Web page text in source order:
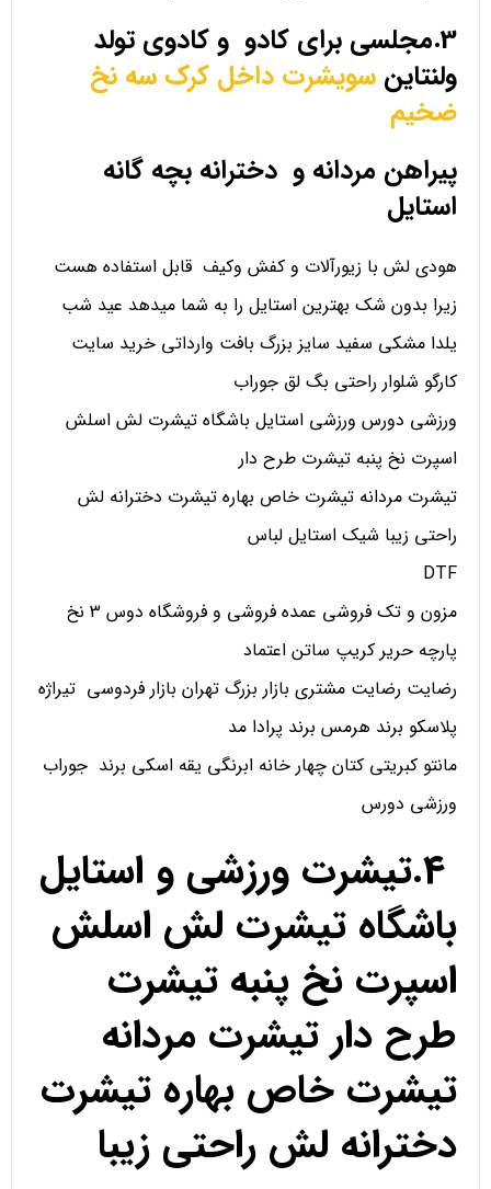
3.مجلسی برای کادو و کادوی تولد
ولنتاین سویشرت داخل کرک سه نخ
ضخیم
پیراهن مردانه و دخترانه بچه گانه
استایل
هودی لش با زیورآلات و کفش وکیف قابل استفاده هست
زیرا بدون شک بهترین استایل را به شما میدهد عید شب
یلدا مشکی سفید سایز بزرگ بافت وارداتی خرید سایت
کارگو شلوار راحتی بگ لق جوراب
ورزشی دورس ورزشی استایل باشگاه تیشرت لش اسلش
اسپرت نخ پنبه تیشرت طرح دار
تیشرت مردانه تیشرت خاص بهاره تیشرت دخترانه لش
راحتی زیبا شیک استایل لباس
DTF
مزون و تک فروشی عمده فروشی و فروشگاه دوس 3 نخ
پارچه حریر کریپ ساتن اعتماد
رضایت رضایت مشتری بازار بزرگ تهران بازار فردوسی تیراژه
پلاسکو برند هرمس برند پرادا مد
مانتو کبریتی کتان چهار خانه ابرنگی یقه اسکی برند جوراب
ورزشی دورس
4.تیشرت ورزشی و استایل
باشگاه تیشرت لش اسلش
اسپرت نخ پنبه تیشرت
طرح دار تیشرت مردانه
تیشرت خاص بهاره تیشرت
دخترانه لش راحتی زیبا